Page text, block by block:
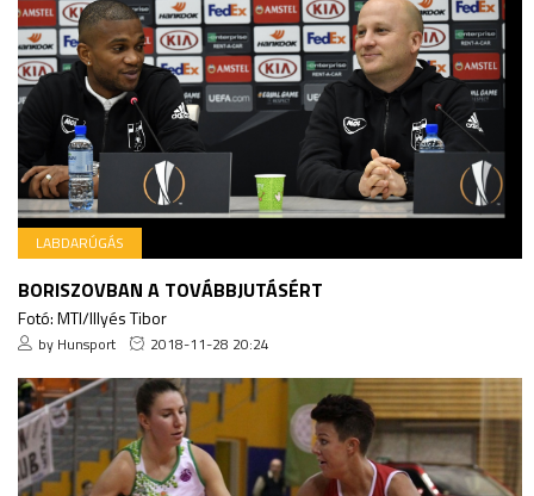
LABDARÚGÁS
BORISZOVBAN A TOVÁBBJUTÁSÉRT
Fotó: MTI/Illyés Tibor
by Hunsport 2018-11-28 20:24